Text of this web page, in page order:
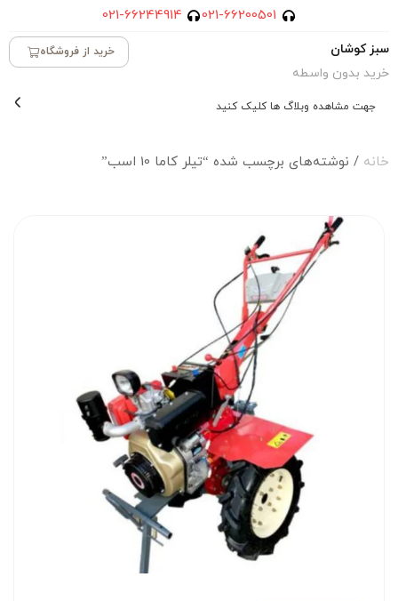
021-66200501
021-66244914
سبز کوشان خرید از فروشگاه
خرید بدون واسطه
جهت مشاهده وبلاگ ها کلیک کنید
خانه / نوشته‌های برچسب شده “تیلر کاما 10 اسب”